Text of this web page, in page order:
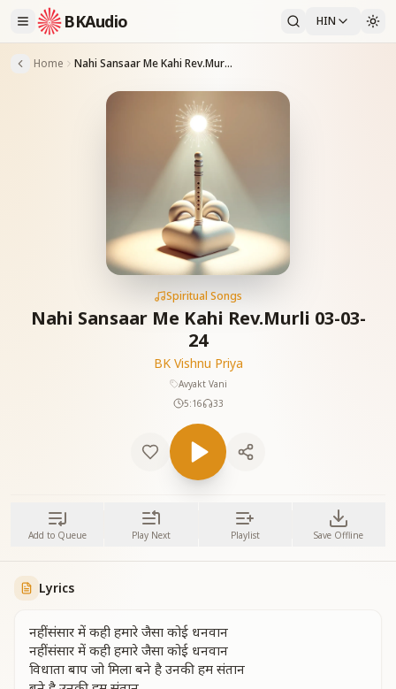
BKAudio HIN
Home Nahi Sansaar Me Kahi Rev.Murli 03-03-24
Spiritual Songs
Nahi Sansaar Me Kahi Rev.Murli 03-03-
24
BK Vishnu Priya
Avyakt Vani
5:16
33
Add to Queue Play Next Playlist Save Offline
Lyrics
नहीं संसार में कही हमारे जैसा कोई धनवान
नहीं संसार में कही हमारे जैसा कोई धनवान
विधाता बाप जो मिला बने है उनकी हम संतान